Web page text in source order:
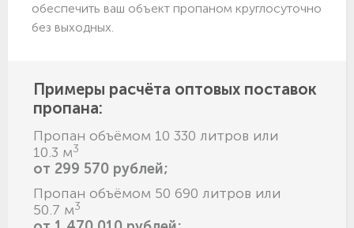
обеспечить ваш объект пропаном круглосуточно
без выходных.
Примеры расчёта оптовых поставок
пропана:
Пропан объёмом 10 330 литров или
10.3 м3
от 299 570 рублей;
Пропан объёмом 50 690 литров или
50.7 м3